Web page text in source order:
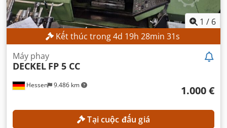
1 / 6
Kết thúc trong4d 19h 28min 29s
Hessen 9.486 km
Máy phay
DECKEL FP 5 CC
1.000 €
Tại cuộc đấu giá